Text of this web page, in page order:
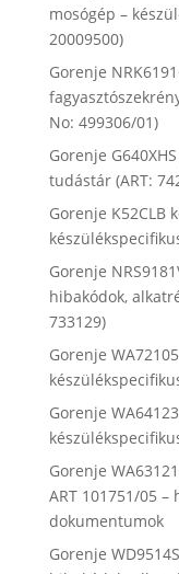
mosógép –
20009500)
Gorenje
No: 499306/01)
Gorenje
tudástár (ART:
Gorenje K52CLB
Gorenje
hibakódok,
733129)
Gorenje
Gorenje
Gorenje
ART 101751/05 –
dokumentumok
Gorenje